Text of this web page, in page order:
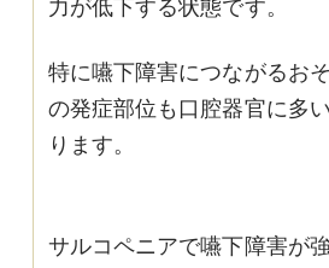
力が低下する状態です。
特に嚥下障害につながるお
の発症部位も口腔器官に多
ります。
サルコペニアで嚥下障害が